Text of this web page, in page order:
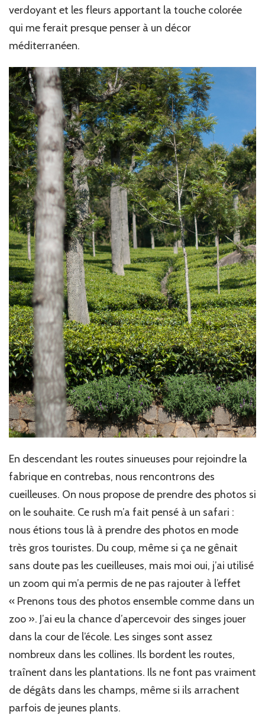
verdoyant et les fleurs apportant la touche colorée
qui me ferait presque penser à un décor
méditerranéen.
En descendant les routes sinueuses pour rejoindre la
fabrique en contrebas, nous rencontrons des
cueilleuses. On nous propose de prendre des photos si
on le souhaite. Ce rush m’a fait pensé à un safari :
nous étions tous là à prendre des photos en mode
très gros touristes. Du coup, même si ça ne gênait
sans doute pas les cueilleuses, mais moi oui, j’ai utilisé
un zoom qui m’a permis de ne pas rajouter à l’effet
« Prenons tous des photos ensemble comme dans un
zoo ». J’ai eu la chance d’apercevoir des singes jouer
dans la cour de l’école. Les singes sont assez
nombreux dans les collines. Ils bordent les routes,
traînent dans les plantations. Ils ne font pas vraiment
de dégâts dans les champs, même si ils arrachent
parfois de jeunes plants.